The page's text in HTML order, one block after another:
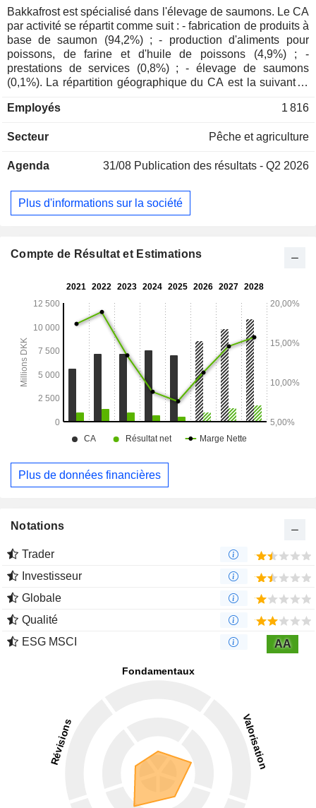
Bakkafrost est spécialisé dans l'élevage de saumons. Le CA
par activité se répartit comme suit : - fabrication de produits à
base de saumon (94,2%) ; - production d'aliments pour
poissons, de farine et d'huile de poissons (4,9%) ; -
prestations de services (0,8%) ; - élevage de saumons
(0,1%). La répartition géographique du CA est la suivante :
(15,3%), Amérique du Nord (23,7%) et autres (1%).
Employés 1 816
Secteur Pêche et agriculture
Agenda 31/08 Publication des résultats - Q2 2026
Plus d'informations sur la société
Compte de Résultat et Estimations
Plus de données financières
Notations
Trader
Investisseur
Globale
Qualité
ESG MSCI
AA